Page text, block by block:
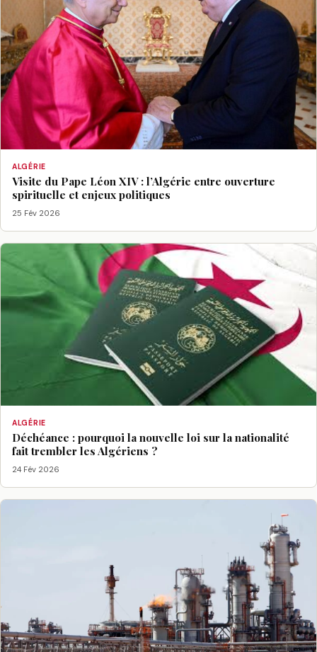
ALGÉRIE
Visite du Pape Léon XIV : l’Algérie entre ouverture
spirituelle et enjeux politiques
25 Fév 2026
ALGÉRIE
Déchéance : pourquoi la nouvelle loi sur la nationalité
fait trembler les Algériens ?
24 Fév 2026